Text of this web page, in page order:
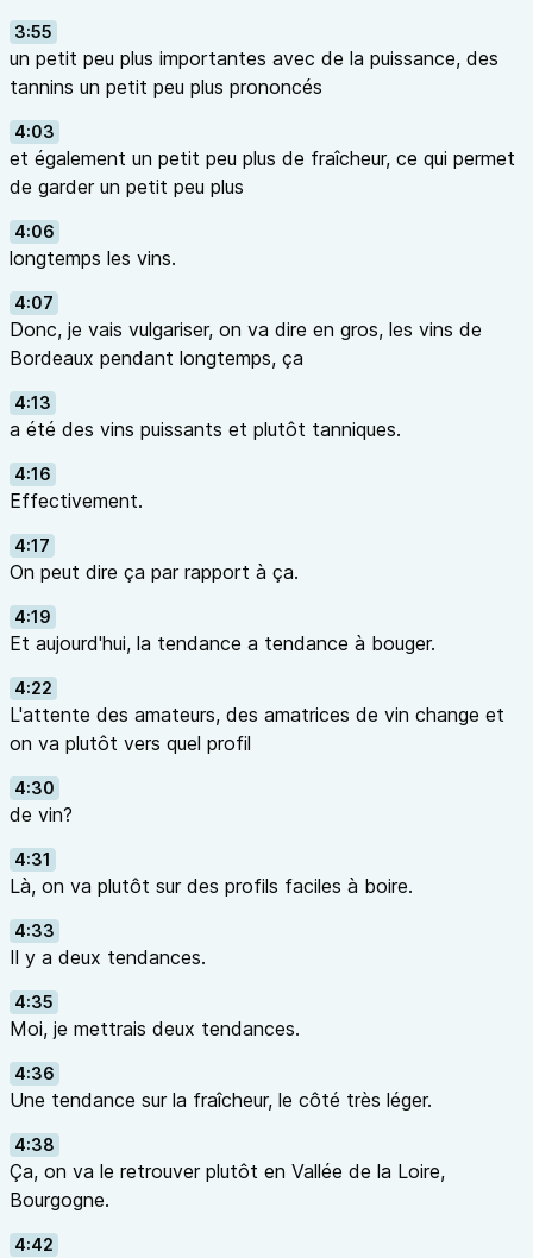
3:55
un petit peu plus importantes avec de la puissance, des
tannins un petit peu plus prononcés
4:03
et également un petit peu plus de fraîcheur, ce qui permet
de garder un petit peu plus
4:06
longtemps les vins.
4:07
Donc, je vais vulgariser, on va dire en gros, les vins de
Bordeaux pendant longtemps, ça
4:13
a été des vins puissants et plutôt tanniques.
4:16
Effectivement.
4:17
On peut dire ça par rapport à ça.
4:19
Et aujourd'hui, la tendance a tendance à bouger.
4:22
L'attente des amateurs, des amatrices de vin change et
on va plutôt vers quel profil
4:30
de vin?
4:31
Là, on va plutôt sur des profils faciles à boire.
4:33
Il y a deux tendances.
4:35
Moi, je mettrais deux tendances.
4:36
Une tendance sur la fraîcheur, le côté très léger.
4:38
Ça, on va le retrouver plutôt en Vallée de la Loire,
Bourgogne.
4:42